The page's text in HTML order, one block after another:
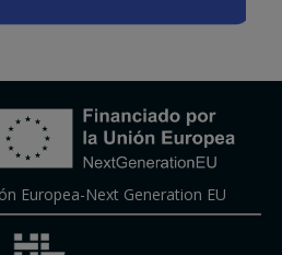
Europea-Next Generation EU